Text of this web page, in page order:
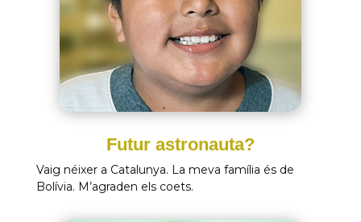
Futur astronauta?
Vaig néixer a Catalunya. La meva família és de
Bolívia. M’agraden els coets.